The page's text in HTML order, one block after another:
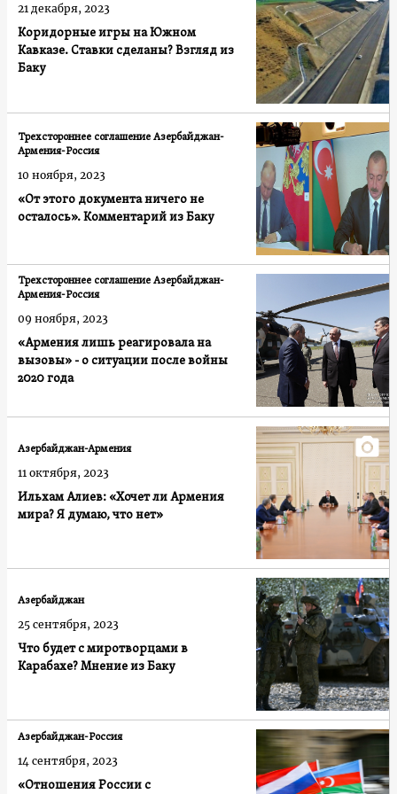
Коридорные игры на Южном
Кавказе. Ставки сделаны? Взгляд из
Баку
21 декабря, 2023
«От этого документа ничего не
осталось». Комментарий из Баку
Трехстороннее соглашение Азербайджан-
Армения-Россия
10 ноября, 2023
«Армения лишь реагировала на
вызовы» - о ситуации после войны
2020 года
Трехстороннее соглашение Азербайджан-
Армения-Россия
09 ноября, 2023
Ильхам Алиев: «Хочет ли Армения
мира? Я думаю, что нет»
Азербайджан-Армения
11 октября, 2023
Что будет с миротворцами в
Карабахе? Мнение из Баку
Азербайджан
25 сентября, 2023
«Отношения России с
Азербайджан-Россия
14 сентября, 2023